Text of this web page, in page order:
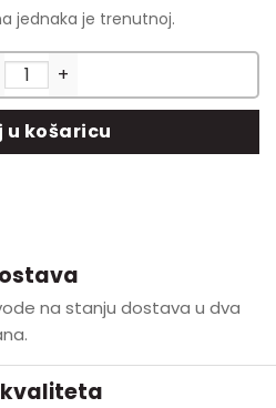
59.00€.
jednaka je trenutnoj.
SIROKO NOTTING HILL –
u košaricu
na stanju dostava u dva